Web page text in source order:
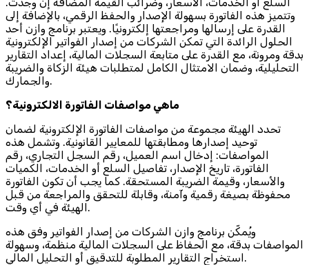
وتتميز هذه الفاتورة بسهولة الإصدار والحفظ الرقمي، بالإضافة إلى
القدرة على إرسالها ومراجعتها إلكترونيًا. ويعتبر برنامج وازن أحد
الحلول الرائدة التي تمكن الشركات من إصدار الفواتير الإلكترونية
بدقة ومرونة، مع القدرة على متابعة السجلات المالية، إعداد التقارير
التحليلية، وضمان الامتثال الكامل لمتطلبات هيئة الزكاة والضريبة
والجمارك.
ماهي مواصفات الفاتورة الالكترونية؟
تحدد الهيئة مجموعة من مواصفات الفاتورة الإلكترونية لضمان
توحيد إصدارها ومطابقتها للمعايير القانونية. وتشمل هذه
المواصفات: إدخال اسم العميل، رقم السجل التجاري، رقم
الفاتورة، تاريخ الإصدار، تفاصيل السلع أو الخدمات، الكميات
والأسعار، وقيمة الضريبة المستحقة. كما يجب أن تكون الفاتورة
محفوظة بصيغة رقمية وآمنة، وقابلة للتحقق والمراجعة من قبل
الهيئة في أي وقت.
ويُمكّن برنامج وازن الشركات من إصدار الفواتير وفق هذه
المواصفات بدقة، مع الحفاظ على السجلات المالية منظمة، وسهولة
استخراج التقارير المطلوبة للتدقيق أو التحليل المالي.